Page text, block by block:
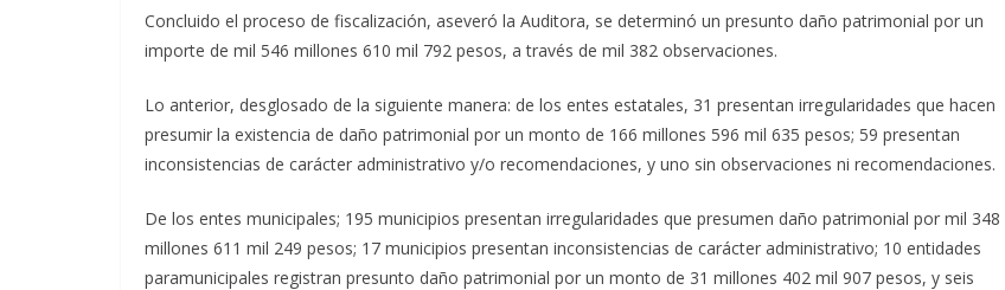
Concluido el proceso de fiscalización, aseveró la Auditora, se determinó un presunto daño patrimonial por un
importe de mil 546 millones 610 mil 792 pesos, a través de mil 382 observaciones.
Lo anterior, desglosado de la siguiente manera: de los entes estatales, 31 presentan irregularidades que hacen
presumir la existencia de daño patrimonial por un monto de 166 millones 596 mil 635 pesos; 59 presentan
inconsistencias de carácter administrativo y/o recomendaciones, y uno sin observaciones ni recomendaciones.
De los entes municipales; 195 municipios presentan irregularidades que presumen daño patrimonial por mil 348
millones 611 mil 249 pesos; 17 municipios presentan inconsistencias de carácter administrativo; 10 entidades
paramunicipales registran presunto daño patrimonial por un monto de 31 millones 402 mil 907 pesos, y seis